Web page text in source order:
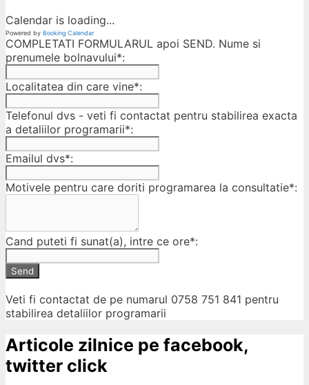
Calendar is loading...
Powered by Booking Calendar
COMPLETATI FORMULARUL apoi SEND. Nume si
prenumele bolnavului*:
Localitatea din care vine*:
Telefonul dvs - veti fi contactat pentru stabilirea exacta
a detaliilor programarii*:
Emailul dvs*:
Motivele pentru care doriti programarea la consultatie*:
Cand puteti fi sunat(a), intre ce ore*:
Send
Veti fi contactat de pe numarul 0758 751 841 pentru
stabilirea detaliilor programarii
Articole zilnice pe facebook,
twitter click